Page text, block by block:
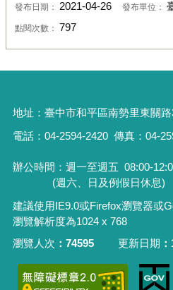
發布日期： 2021-04-26 發布單位：
點閱次數： 797
地址： 臺中市和平區南勢里東關
電話：04-2594-2420 傳真：04-
辦公時間：週一至週五 08:00-
(週六、日及例假日休息)
建議使用IE9.0或Firefox瀏覽器或
瀏覽解析度為1024 x 768
瀏覽人次
74595 更新日期